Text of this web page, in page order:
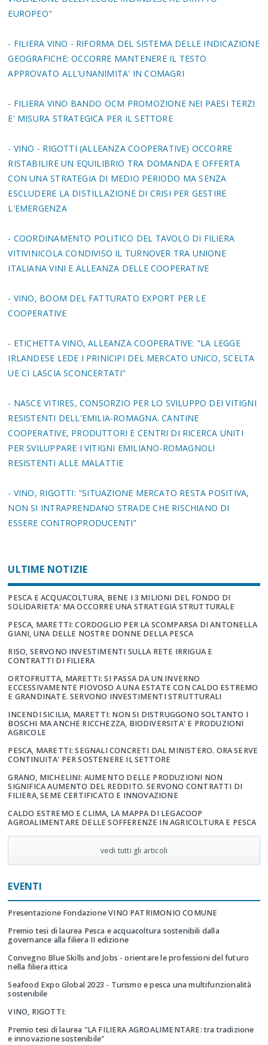
EUROPEO"
- FILIERA VINO - RIFORMA DEL SISTEMA DELLE INDICAZIONE
GEOGRAFICHE: OCCORRE MANTENERE IL TESTO
APPROVATO ALL'UNANIMITA' IN COMAGRI
- FILIERA VINO BANDO OCM PROMOZIONE NEI PAESI TERZI
E' MISURA STRATEGICA PER IL SETTORE
- VINO - RIGOTTI (ALLEANZA COOPERATIVE) OCCORRE
RISTABILIRE UN EQUILIBRIO TRA DOMANDA E OFFERTA
CON UNA STRATEGIA DI MEDIO PERIODO MA SENZA
ESCLUDERE LA DISTILLAZIONE DI CRISI PER GESTIRE
L'EMERGENZA
- COORDINAMENTO POLITICO DEL TAVOLO DI FILIERA
VITIVINICOLA CONDIVISO IL TURNOVER TRA UNIONE
ITALIANA VINI E ALLEANZA DELLE COOPERATIVE
- VINO, BOOM DEL FATTURATO EXPORT PER LE
COOPERATIVE
- ETICHETTA VINO, ALLEANZA COOPERATIVE: "LA LEGGE
IRLANDESE LEDE I PRINICIPI DEL MERCATO UNICO, SCELTA
UE CI LASCIA SCONCERTATI"
- NASCE VITIRES, CONSORZIO PER LO SVILUPPO DEI VITIGNI
RESISTENTI DELL'EMILIA-ROMAGNA. CANTINE
COOPERATIVE, PRODUTTORI E CENTRI DI RICERCA UNITI
PER SVILUPPARE I VITIGNI EMILIANO-ROMAGNOLI
RESISTENTI ALLE MALATTIE
- VINO, RIGOTTI: "SITUAZIONE MERCATO RESTA POSITIVA,
NON SI INTRAPRENDANO STRADE CHE RISCHIANO DI
ESSERE CONTROPRODUCENTI"
ULTIME NOTIZIE
PESCA E ACQUACOLTURA, BENE I 3 MILIONI DEL FONDO DI
SOLIDARIETA' MA OCCORRE UNA STRATEGIA STRUTTURALE
PESCA, MARETTI: CORDOGLIO PER LA SCOMPARSA DI ANTONELLA
GIANI, UNA DELLE NOSTRE DONNE DELLA PESCA
RISO, SERVONO INVESTIMENTI SULLA RETE IRRIGUA E
CONTRATTI DI FILIERA
ORTOFRUTTA, MARETTI: SI PASSA DA UN INVERNO
ECCESSIVAMENTE PIOVOSO A UNA ESTATE CON CALDO ESTREMO
E GRANDINATE. SERVONO INVESTIMENTI STRUTTURALI
INCENDI SICILIA, MARETTI: NON SI DISTRUGGONO SOLTANTO I
BOSCHI MA ANCHE RICCHEZZA, BIODIVERSITA' E PRODUZIONI
AGRICOLE
PESCA, MARETTI: SEGNALI CONCRETI DAL MINISTERO. ORA SERVE
CONTINUITA' PER SOSTENERE IL SETTORE
GRANO, MICHELINI: AUMENTO DELLE PRODUZIONI NON
SIGNIFICA AUMENTO DEL REDDITO. SERVONO CONTRATTI DI
FILIERA, SEME CERTIFICATO E INNOVAZIONE
CALDO ESTREMO E CLIMA, LA MAPPA DI LEGACOOP
AGROALIMENTARE DELLE SOFFERENZE IN AGRICOLTURA E PESCA
vedi tutti gli articoli
EVENTI
Presentazione Fondazione VINO PATRIMONIO COMUNE
Premio tesi di laurea Pesca e acquacoltura sostenibili dalla
governance alla filiera II edizione
Convegno Blue Skills and Jobs - orientare le professioni del futuro
nella filiera ittica
Seafood Expo Global 2023 - Turismo e pesca una multifunzionalità
sostenibile
VINO, RIGOTTI:
Premio tesi di laurea "LA FILIERA AGROALIMENTARE: tra tradizione
e innovazione sostenibile"